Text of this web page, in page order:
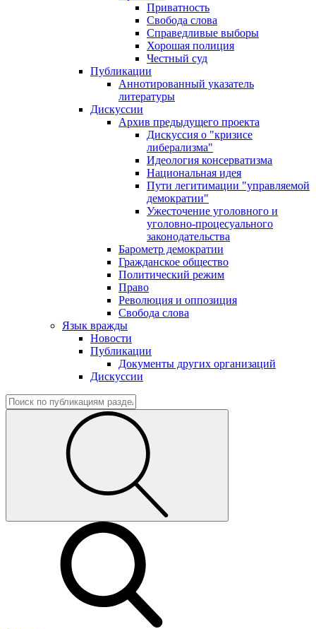
Приватность
Свобода слова
Справедливые выборы
Хорошая полиция
Честный суд
Публикации
Аннотированный указатель
литературы
Дискуссии
Архив предыдущего проекта
Дискуссия о "кризисе
либерализма"
Идеология консерватизма
Национальная идея
Пути легитимации "управляемой
демократии"
Ужесточение уголовного и
уголовно-процесуального
законодательства
Барометр демократии
Гражданское общество
Политический режим
Право
Революция и оппозиция
Свобода слова
Язык вражды
Новости
Публикации
Документы других организаций
Дискуссии